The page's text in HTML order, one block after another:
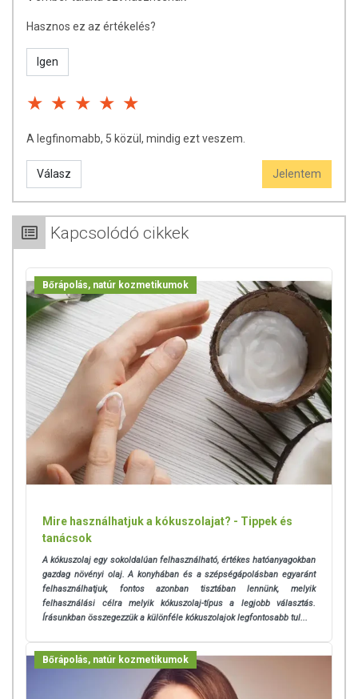
Hasznos ez az értékelés?
Igen
A legfinomabb, 5 közül, mindig ezt veszem.
Válasz Jelentem
Kapcsolódó cikkek
Bőrápolás, natúr kozmetikumok
Mire használhatjuk a kókuszolajat? - Tippek és
tanácsok
A kókuszolaj egy sokoldalúan felhasználható, értékes hatóanyagokban
gazdag növényi olaj. A konyhában és a szépségápolásban egyaránt
felhasználhatjuk, fontos azonban tisztában lennünk, melyik
felhasználási célra melyik kókuszolaj-típus a legjobb választás.
Írásunkban összegezzük a különféle kókuszolajok legfontosabb tul...
Bőrápolás, natúr kozmetikumok